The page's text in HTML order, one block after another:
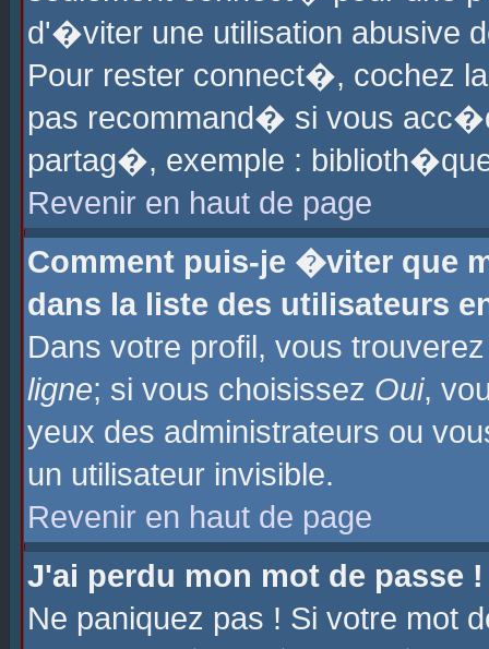
d'�viter une utilisation abusive
Pour rester connect�, cochez
pas recommand� si vous
partag�, exemple :
Revenir en haut de page
Comment puis-je �viter que
dans la liste des utilisateurs
Dans votre profil, vous
ligne; si vous choisissez Oui,
yeux des administrateurs ou
un utilisateur invisible.
Revenir en haut de page
J'ai perdu mon mot de passe !
Ne paniquez pas ! Si votre